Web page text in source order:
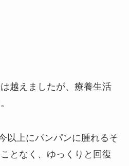
越えましたが、療養生活
以上にパンパンに腫れるそ
となく、ゆっくりと回復